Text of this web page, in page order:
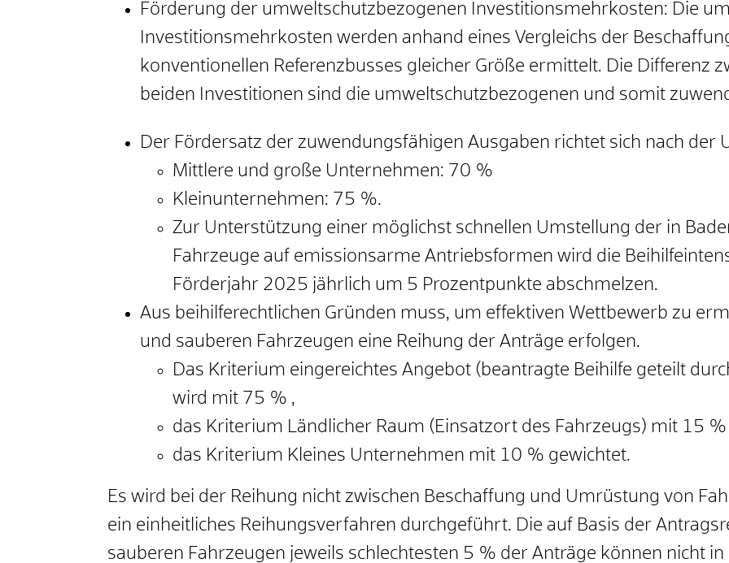
Förderung der umweltschutzbezogenen Investitionsmehrkosten: Die
Investitionsmehrkosten werden anhand eines Vergleichs der
konventionellen Referenzbusses gleicher Größe ermittelt. Die Differenz
beiden Investitionen sind die umweltschutzbezogenen und somit
Der Fördersatz der zuwendungsfähigen Ausgaben richtet sich nach der
Mittlere und große Unternehmen: 70 %
Kleinunternehmen: 75 %.
Zur Unterstützung einer möglichst schnellen Umstellung der in
Fahrzeuge auf emissionsarme Antriebsformen wird die
Förderjahr 2025 jährlich um 5 Prozentpunkte abschmelzen.
Aus beihilferechtlichen Gründen muss, um effektiven Wettbewerb zu
und sauberen Fahrzeugen eine Reihung der Anträge erfolgen.
Das Kriterium eingereichtes Angebot (beantragte Beihilfe geteilt
wird mit 75 % ,
das Kriterium Ländlicher Raum (Einsatzort des Fahrzeugs) mit 15 %
das Kriterium Kleines Unternehmen mit 10 % gewichtet.
Es wird bei der Reihung nicht zwischen Beschaffung und Umrüstung von
ein einheitliches Reihungsverfahren durchgeführt. Die auf Basis der
sauberen Fahrzeugen jeweils schlechtesten 5 % der Anträge können nicht